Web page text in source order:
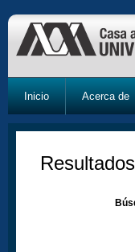
Inicio Acerca de